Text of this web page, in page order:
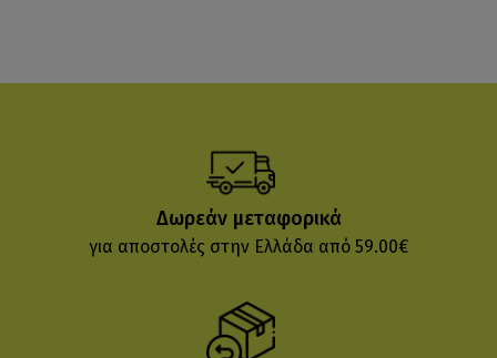
Δωρεάν μεταφορικά
για αποστολές στην Ελλάδα από 59.00€